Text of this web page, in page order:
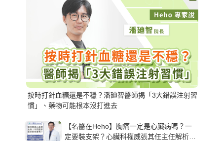
按時打針血糖還是不穩？潘廸智醫師揭「3大錯誤注射習
慣」、藥物可能根本沒打進去
【名醫在Heho】胸痛一定是心臟病嗎？一
定要裝支架？心臟科權威張其任主任解析支